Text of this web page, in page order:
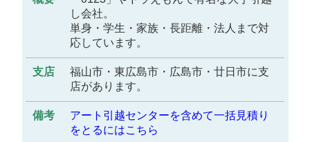
し会社。
単身・学生・家族・長距離・法人まで対
応しています。
福山市・東広島市・広島市・廿日市に支
店があります。
アート引越センターを含めて一括見積り
をとるにはこちら